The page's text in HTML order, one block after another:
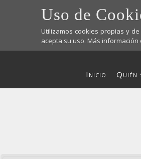
Uso de
Utilizamos cookies propias y
acepta su uso. Más información
Inicio Quién